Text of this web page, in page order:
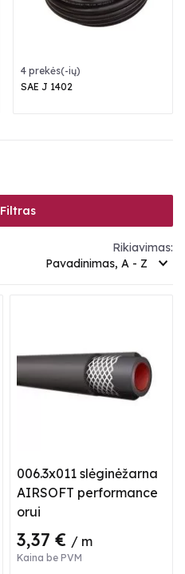
4 prekės(-ių)
SAE J 1402
Filtras
Rikiavimas:
Pavadinimas, A - Z
006.3x011 slėginėžarna
AIRSOFT performance
orui
3,37 € / m
Kaina be PVM